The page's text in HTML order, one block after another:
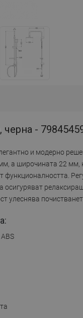
-
и модерно
а широчината 22 мм,
функционалността.
улеснява